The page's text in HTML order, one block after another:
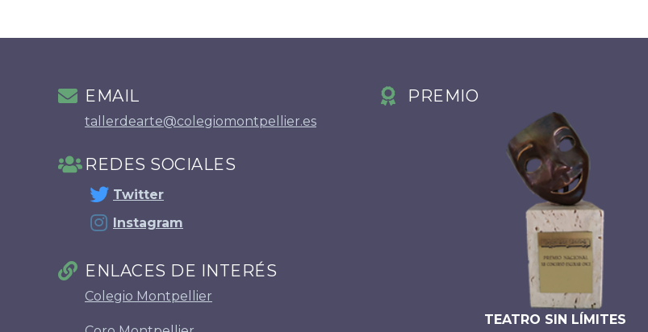
EMAIL
tallerdearte@colegiomontpellier.es
REDES SOCIALES
Twitter
Instagram
ENLACES DE INTERÉS
Colegio Montpellier
PREMIO
TEATRO SIN LÍMITES